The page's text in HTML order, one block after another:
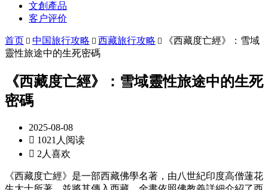
文創產品
客户评价
首页  中国旅行攻略  西藏旅行攻略 
《西藏度亡經》：雪域
靈性旅途中的生死密碼
《西藏度亡經》：雪域靈性旅途中的生死
密碼
2025-08-08
 1021人阅读
 2人喜欢
《西藏度亡經》是一部西藏佛學名著，由八世紀印度高僧蓮花